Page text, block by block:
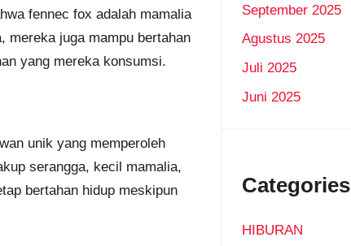
fennec fox adalah mamalia
mereka juga mampu bertahan
yang mereka konsumsi.
unik yang memperoleh
serangga, kecil mamalia,
bertahan hidup meskipun
September 2025
Agustus 2025
Juli 2025
Juni 2025
Categories
HIBURAN